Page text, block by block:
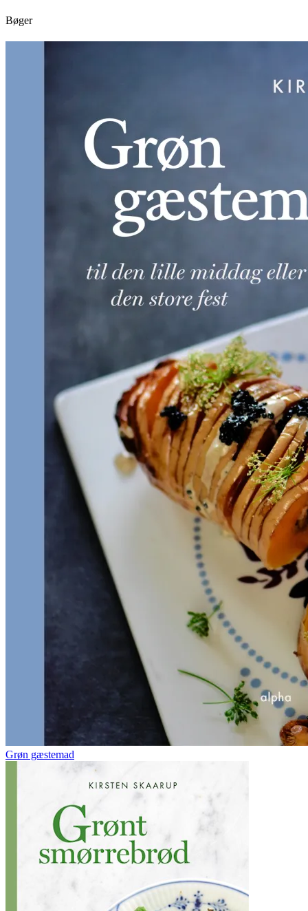
Bøger
Grøn gæstemad